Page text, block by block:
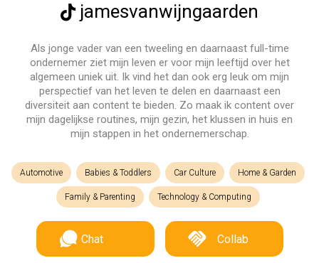
jamesvanwijngaarden
Als jonge vader van een tweeling en daarnaast full-time
ondernemer ziet mijn leven er voor mijn leeftijd over het
algemeen uniek uit. Ik vind het dan ook erg leuk om mijn
perspectief van het leven te delen en daarnaast een
diversiteit aan content te bieden. Zo maak ik content over
mijn dagelijkse routines, mijn gezin, het klussen in huis en
mijn stappen in het ondernemerschap.
Automotive Babies & Toddlers Car Culture Home & Garden
Family & Parenting Technology & Computing
Chat Collab